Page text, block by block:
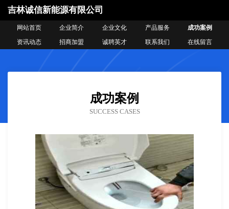
吉林诚信新能源有限公司
网站首页 企业简介 企业文化 产品服务
成功案例
资讯动态
招商加盟 诚聘英才 联系我们 在线留言
成功案例
SUCCESS CASES